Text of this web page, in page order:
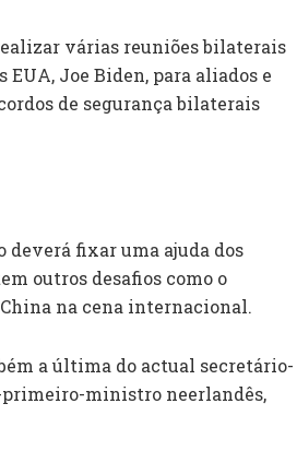
várias reuniões bilaterais
Joe Biden, para aliados e
de segurança bilaterais
deverá fixar uma ajuda dos
outros desafios como o
na cena internacional.
a última do actual secretário-
primeiro-ministro neerlandês,